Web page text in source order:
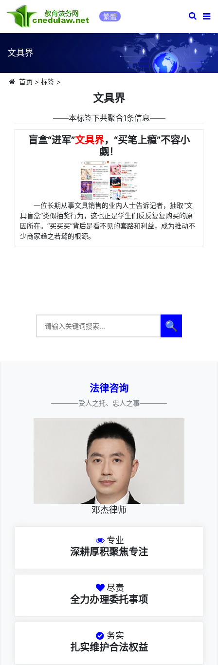
繁體
文具界
首页 > 标签>
文具界
――本标签下共聚合1条信息――
盲盒“进军”文具界，“买笔上瘾”不容小
觑！
一位长期从事文具销售的业内人士告诉记者，抽取“文
具盲盒”类似抽奖行为，这也正是学生们反反复复购买的原
因所在。“买买买”背后是看不见的套路和利益，成为推动不
少商家趋之若鹜的根源。
🔍
法律咨询
————受人之托、忠人之事————
邓杰律师
专业
深耕厚积聚焦专注
尽责
全力办理委托事项
务实
扎实维护合法权益